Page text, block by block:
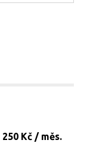
250 Kč / měs.